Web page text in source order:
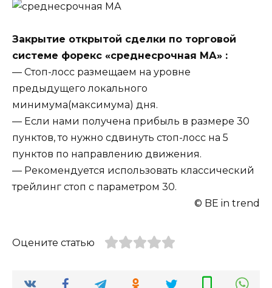
Закрытие открытой сделки по торговой
системе форекс «среднесрочная МА» :
— Стоп-лосс размещаем на уровне
предыдущего локального
минимума(максимума) дня.
— Если нами получена прибыль в размере 30
пунктов, то нужно сдвинуть стоп-лосс на 5
пунктов по направлению движения.
— Рекомендуется использовать классический
трейлинг стоп с параметром 30.
© BE in trend
Оцените статью